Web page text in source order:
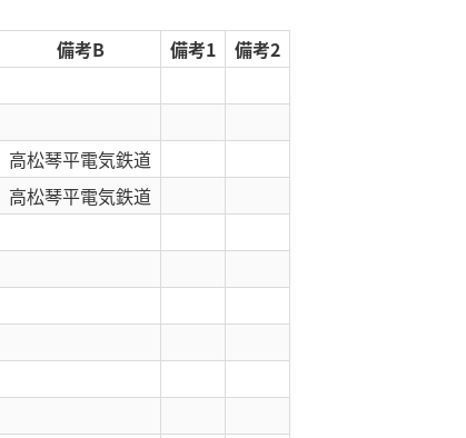
備考B 備考1
備考2
高松琴平電気鉄道
高松琴平電気鉄道